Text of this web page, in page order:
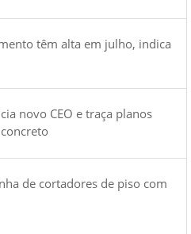
têm alta em julho, indica
novo CEO e traça planos
de cortadores de piso com